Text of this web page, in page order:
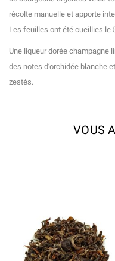
récolte manuelle et apporte
Les feuilles ont été cueillies le
Une liqueur dorée champagne
des notes d’orchidée blanche
zestés.
VOUS